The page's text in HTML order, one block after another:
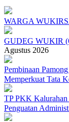
WARGA
GUDEG WUKIR
Agustus 2026
Pembinaan
Memperkuat Tata
TP PKK Kalurahan
Penguatan